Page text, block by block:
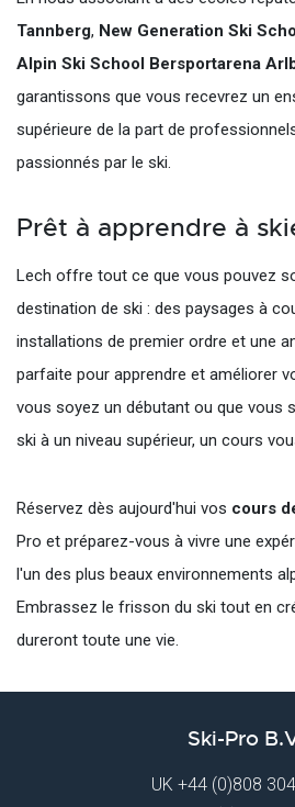
Tannberg, New Generation Ski
Alpin Ski School Bersportarena
garantissons que vous recevrez un
supérieure de la part de
passionnés par le ski.
Prêt à apprendre à
Lech offre tout ce que vous pouvez
destination de ski : des paysages à
installations de premier ordre et une
parfaite pour apprendre et améliorer
vous soyez un débutant ou que vous
ski à un niveau supérieur, un cours
Réservez dès aujourd'hui vos cours
Pro et préparez-vous à vivre une
l'un des plus beaux environnements
Embrassez le frisson du ski tout en
dureront toute une vie.
Ski-Pro
UK +44 (0)808